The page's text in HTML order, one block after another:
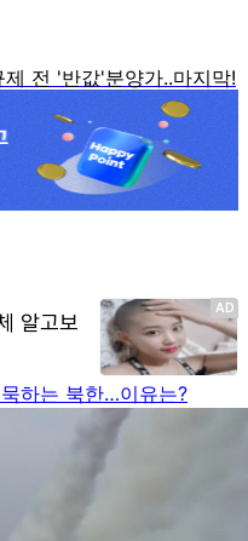
하는 북한…이유는?